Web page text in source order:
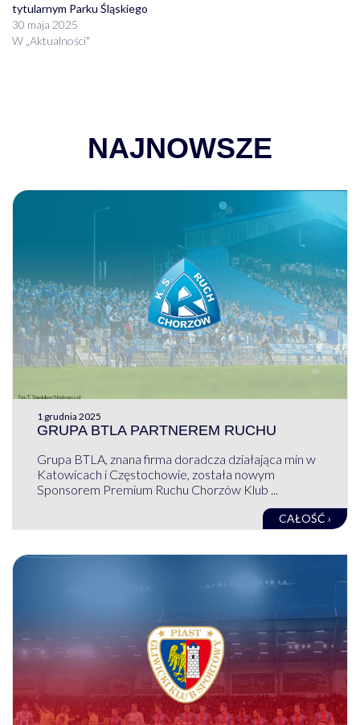
tytularnym Parku Śląskiego
30 maja 2025
W „Aktualności"
NAJNOWSZE
1 grudnia 2025
GRUPA BTLA PARTNEREM RUCHU
Grupa BTLA, znana firma doradcza działająca min w
Katowicach i Częstochowie, została nowym
Sponsorem Premium Ruchu Chorzów Klub ...
CAŁOŚĆ ›